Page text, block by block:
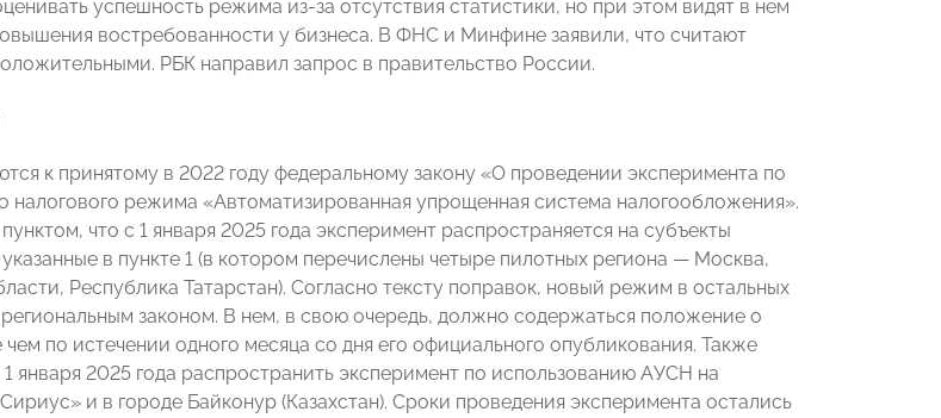
успешность режима из-за отсутствия статистики, но при этом видят в нем
востребованности у бизнеса. В ФНС и Минфине заявили, что считают
РБК направил запрос в правительство России.
к принятому в 2022 году федеральному закону «О проведении эксперимента по
налогового режима «Автоматизированная упрощенная система налогообложения».
что с 1 января 2025 года эксперимент распространяется на субъекты
в пункте 1 (в котором перечислены четыре пилотных региона — Москва,
Республика Татарстан). Согласно тексту поправок, новый режим в остальных
региональным законом. В нем, в свою очередь, должно содержаться положение о
по истечении одного месяца со дня его официального опубликования. Также
января 2025 года распространить эксперимент по использованию АУСН на
и в городе Байконур (Казахстан). Сроки проведения эксперимента остались